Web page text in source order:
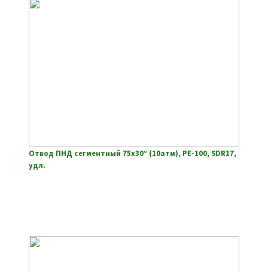
Отвод ПНД сегментный 75х30° (10атм), РЕ-100, SDR17,
удл.